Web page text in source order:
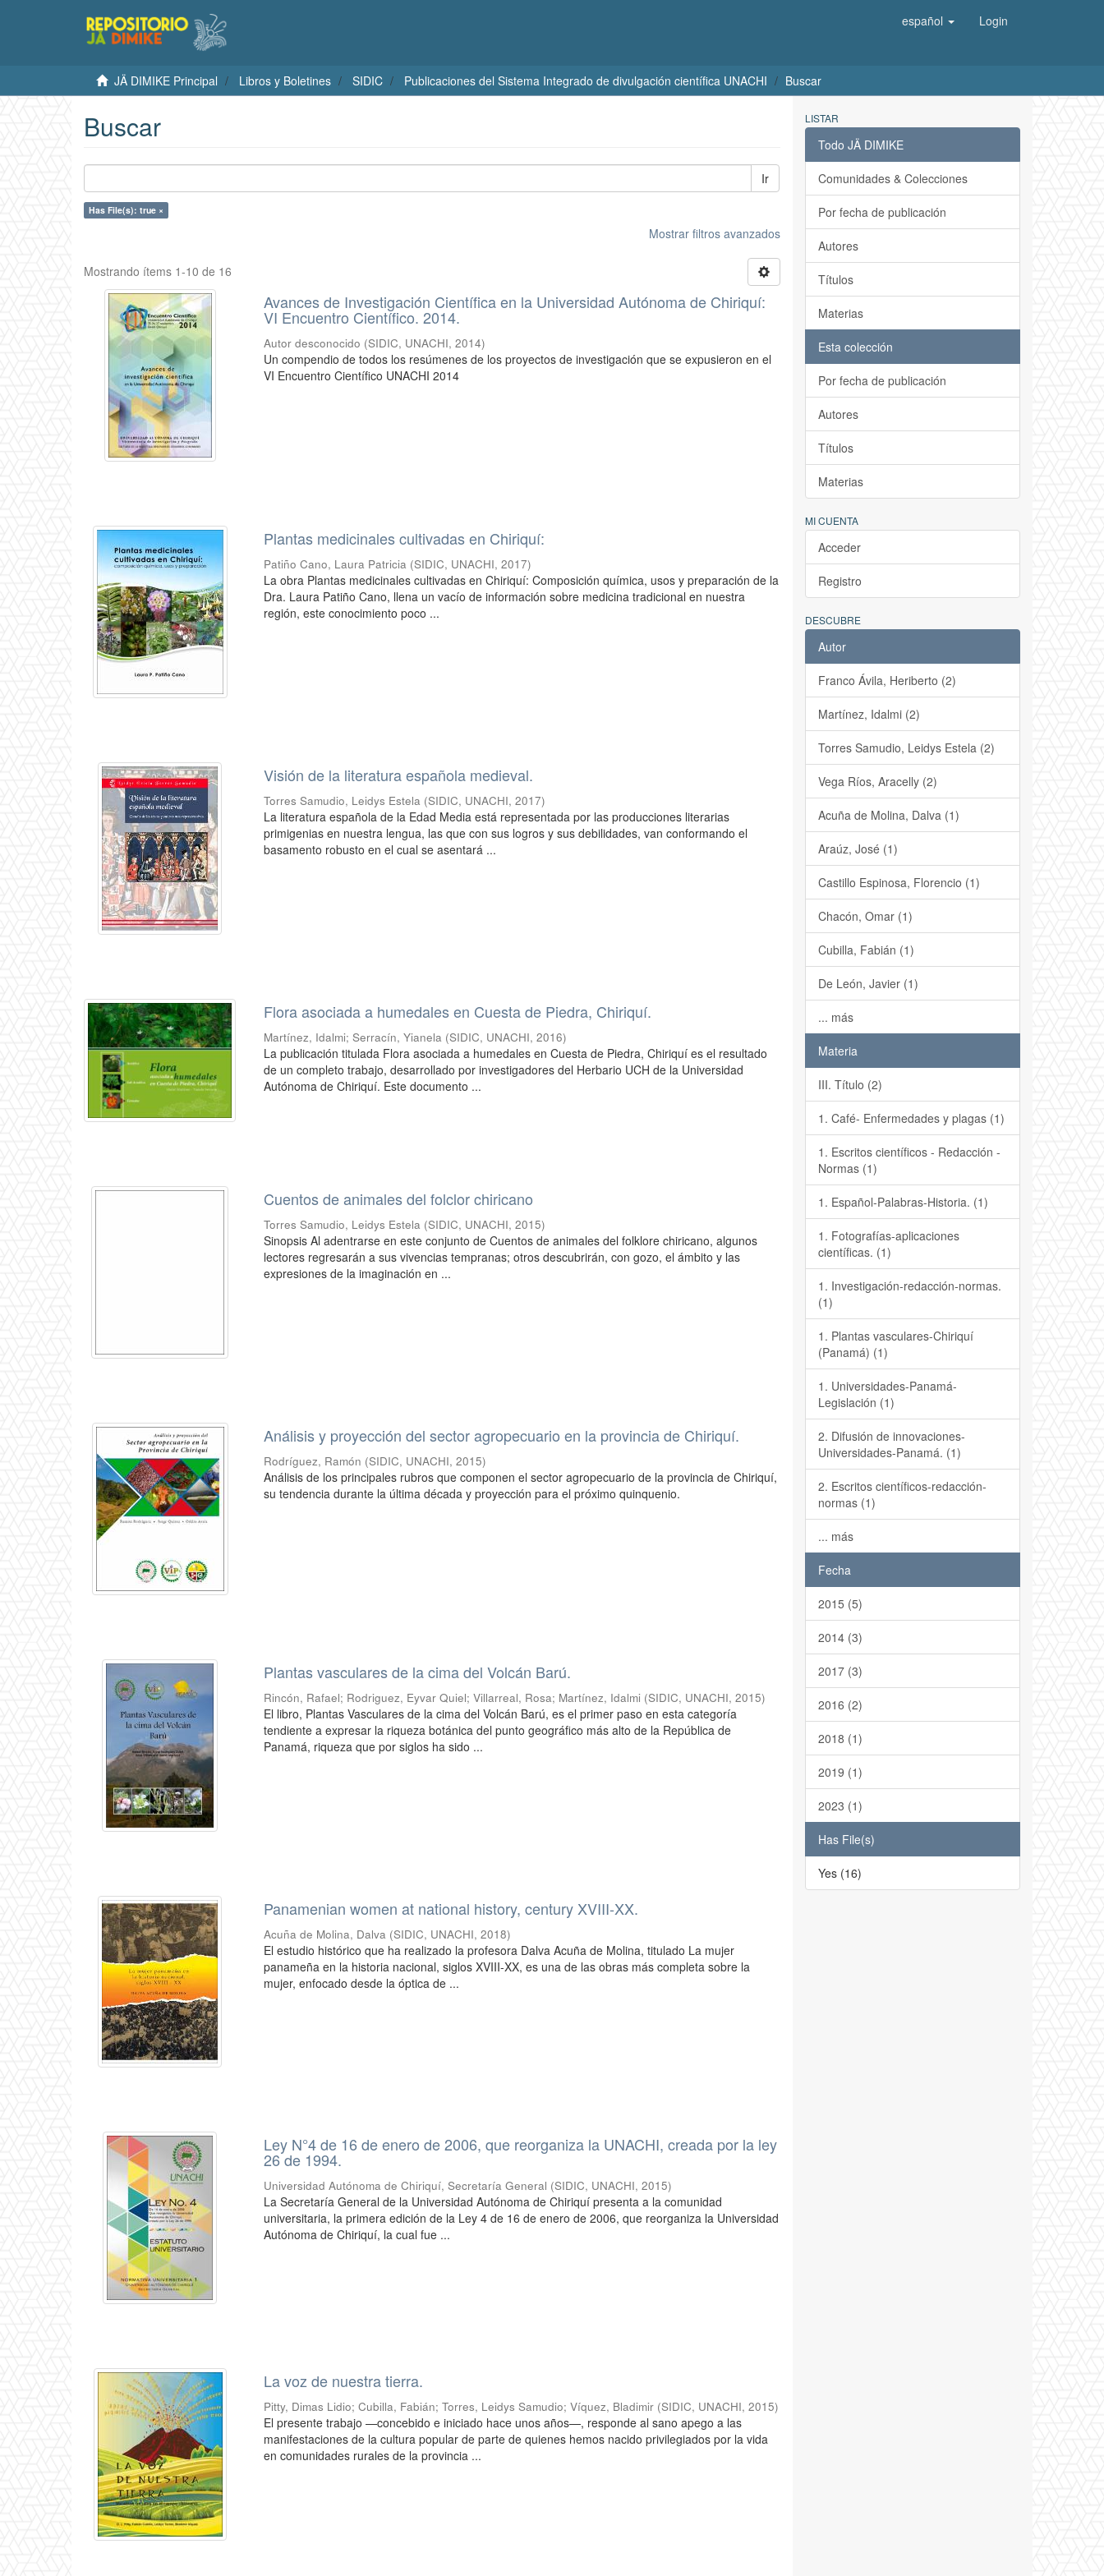
español Login
JÄ DIMIKE Principal Libros y Boletines SIDIC Publicaciones del Sistema Integrado de divulgación científica UNACHI Buscar
Buscar
Ir
Has File(s): true ×
Mostrar filtros avanzados
Mostrando ítems 1-10 de 16
Avances de Investigación Científica en la Universidad Autónoma de Chiriquí:
VI Encuentro Científico. 2014.
Autor desconocido (SIDIC, UNACHI,2014)
Un compendio de todos los resúmenes de los proyectos de investigación que se expusieron en el
VI Encuentro Científico UNACHI 2014
Plantas medicinales cultivadas en Chiriquí:
Patiño Cano, Laura Patricia (SIDIC, UNACHI,2017)
La obra Plantas medicinales cultivadas en Chiriquí: Composición química, usos y preparación de la
Dra. Laura Patiño Cano, llena un vacío de información sobre medicina tradicional en nuestra
región, este conocimiento poco ...
Visión de la literatura española medieval.
Torres Samudio, Leidys Estela (SIDIC, UNACHI,2017)
La literatura española de la Edad Media está representada por las producciones literarias
primigenias en nuestra lengua, las que con sus logros y sus debilidades, van conformando el
basamento robusto en el cual se asentará ...
Flora asociada a humedales en Cuesta de Piedra, Chiriquí.
Martínez, Idalmi;Serracín, Yianela (SIDIC, UNACHI,2016)
La publicación titulada Flora asociada a humedales en Cuesta de Piedra, Chiriquí es el resultado
de un completo trabajo, desarrollado por investigadores del Herbario UCH de la Universidad
Autónoma de Chiriquí. Este documento ...
Cuentos de animales del folclor chiricano
Torres Samudio, Leidys Estela (SIDIC, UNACHI,2015)
Sinopsis Al adentrarse en este conjunto de Cuentos de animales del folklore chiricano, algunos
lectores regresarán a sus vivencias tempranas; otros descubrirán, con gozo, el ámbito y las
expresiones de la imaginación en ...
Análisis y proyección del sector agropecuario en la provincia de Chiriquí.
Rodríguez, Ramón (SIDIC, UNACHI,2015)
Análisis de los principales rubros que componen el sector agropecuario de la provincia de Chiriquí,
su tendencia durante la última década y proyección para el próximo quinquenio.
Plantas vasculares de la cima del Volcán Barú.
Rincón, Rafael; Rodriguez, Eyvar Quiel;Villarreal, Rosa; Martínez, Idalmi (SIDIC, UNACHI,2015)
El libro, Plantas Vasculares de la cima del Volcán Barú, es el primer paso en esta categoría
tendiente a expresar la riqueza botánica del punto geográfico más alto de la República de
Panamá, riqueza que por siglos ha sido ...
Panamenian women at national history, century XVIII-XX.
Acuña de Molina, Dalva (SIDIC, UNACHI,2018)
El estudio histórico que ha realizado la profesora Dalva Acuña de Molina, titulado La mujer
panameña en la historia nacional, siglos XVIII-XX, es una de las obras más completa sobre la
mujer, enfocado desde la óptica de ...
Ley N°4 de 16 de enero de 2006, que reorganiza la UNACHI, creada por la ley
26 de 1994.
Universidad Autónoma de Chiriquí, Secretaría General (SIDIC, UNACHI,2015)
La Secretaría General de la Universidad Autónoma de Chiriquí presenta a la comunidad
universitaria, la primera edición de la Ley 4 de 16 de enero de 2006, que reorganiza la Universidad
Autónoma de Chiriquí, la cual fue ...
La voz de nuestra tierra.
Pitty, Dimas Lidio;Cubilla, Fabián;Torres, Leidys Samudio;Víquez, Bladimir (SIDIC, UNACHI,2015)
El presente trabajo —concebido e iniciado hace unos años—, responde al sano apego a las
manifestaciones de la cultura popular de parte de quienes hemos nacido privilegiados por la vida
en comunidades rurales de la provincia ...
LISTAR
Todo JÄ DIMIKE
Comunidades & Colecciones
Por fecha de publicación
Autores
Títulos
Materias
Esta colección
Por fecha de publicación
Autores
Títulos
Materias
MI CUENTA
Acceder
Registro
DESCUBRE
Autor
Franco Ávila, Heriberto (2)
Martínez, Idalmi (2)
Torres Samudio, Leidys Estela (2)
Vega Ríos, Aracelly (2)
Acuña de Molina, Dalva (1)
Araúz, José (1)
Castillo Espinosa, Florencio (1)
Chacón, Omar (1)
Cubilla, Fabián (1)
De León, Javier (1)
... más
Materia
III. Título (2)
1. Café- Enfermedades y plagas (1)
1. Escritos científicos - Redacción -
Normas (1)
1. Español-Palabras-Historia. (1)
1. Fotografías-aplicaciones
científicas. (1)
1. Investigación-redacción-normas.
(1)
1. Plantas vasculares-Chiriquí
(Panamá) (1)
1. Universidades-Panamá-
Legislación (1)
2. Difusión de innovaciones-
Universidades-Panamá. (1)
2. Escritos científicos-redacción-
normas (1)
... más
Fecha
2015 (5)
2014 (3)
2017 (3)
2016 (2)
2018 (1)
2019 (1)
2023 (1)
Has File(s)
Yes (16)